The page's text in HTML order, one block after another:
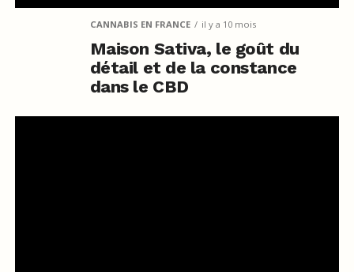
CANNABIS EN FRANCE il y a 10 mois
Maison Sativa, le goût du
détail et de la constance
dans le CBD